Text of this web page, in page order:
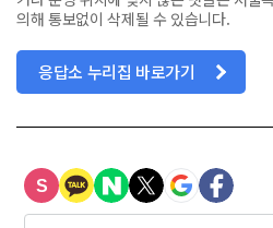
의해 통보없이 삭제될 수 있습니다.
응답소 누리집 바로가기